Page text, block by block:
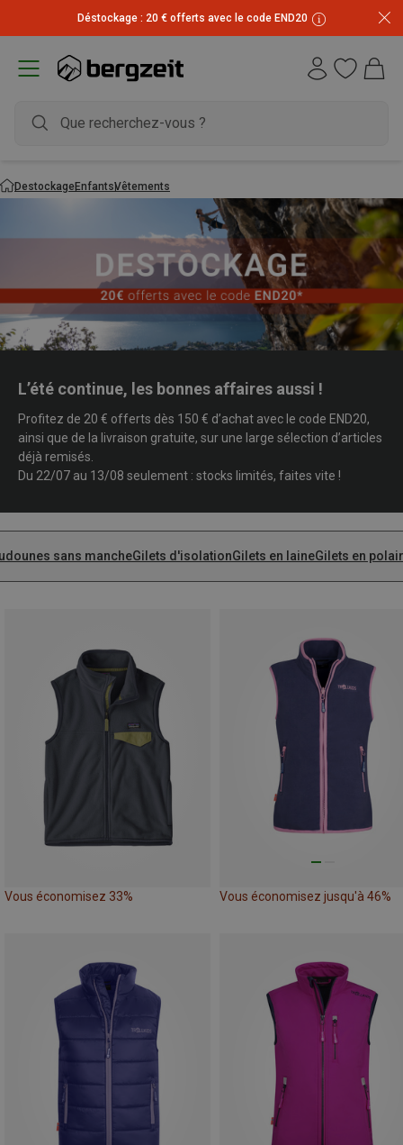
Déstockage : 20 € offerts avec le code END20
DestockageEnfantsVêtements
L’été continue, les bonnes affaires aussi !
Profitez de 20 € offerts dès 150 € d’achat avec le code END20,
ainsi que de la livraison gratuite, sur une large sélection d’articles
déjà remisés.
Du 22/07 au 13/08 seulement : stocks limités, faites vite !
sans mancheGilets d'isolationGilets en laineGilets en
Vous économisez 33% Vous économisez jusqu'à 46%